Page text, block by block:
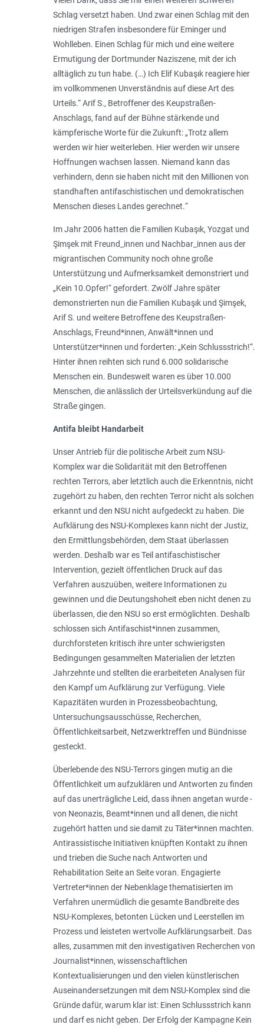
Schlag versetzt haben. Und zwar einen Schlag mit den
niedrigen Strafen insbesondere für Eminger und
Wohlleben. Einen Schlag für mich und eine weitere
Ermutigung der Dortmunder Naziszene, mit der ich
alltäglich zu tun habe. (…) Ich Elif Kubaşık reagiere hier
im vollkommenen Unverständnis auf diese Art des
Urteils.“ Arif S., Betroffener des Keupstraßen-
Anschlags, fand auf der Bühne stärkende und
kämpferische Worte für die Zukunft: „Trotz allem
werden wir hier weiterleben. Hier werden wir unsere
Hoffnungen wachsen lassen. Niemand kann das
verhindern, denn sie haben nicht mit den Millionen von
standhaften antifaschistischen und demokratischen
Menschen dieses Landes gerechnet.“
Im Jahr 2006 hatten die Familien Kubaşık, Yozgat und
Şimşek mit Freund_innen und Nachbar_innen aus der
migrantischen Community noch ohne große
Unterstützung und Aufmerksamkeit demonstriert und
„Kein 10.Opfer!“ gefordert. Zwölf Jahre später
demonstrierten nun die Familien Kubaşık und Şimşek,
Arif S. und weitere Betroffene des Keupstraßen-
Anschlags, Freund*innen, Anwält*innen und
Unterstützer*innen und forderten: „Kein Schlussstrich!“.
Hinter ihnen reihten sich rund 6.000 solidarische
Menschen ein. Bundesweit waren es über 10.000
Menschen, die anlässlich der Urteilsverkündung auf die
Straße gingen.
Antifa bleibt Handarbeit
Unser Antrieb für die politische Arbeit zum NSU-
Komplex war die Solidarität mit den Betroffenen
rechten Terrors, aber letztlich auch die Erkenntnis, nicht
zugehört zu haben, den rechten Terror nicht als solchen
erkannt und den NSU nicht aufgedeckt zu haben. Die
Aufklärung des NSU-Komplexes kann nicht der Justiz,
den Ermittlungsbehörden, dem Staat überlassen
werden. Deshalb war es Teil antifaschistischer
Intervention, gezielt öffentlichen Druck auf das
Verfahren auszuüben, weitere Informationen zu
gewinnen und die Deutungshoheit eben nicht denen zu
überlassen, die den NSU so erst ermöglichten. Deshalb
schlossen sich Antifaschist*innen zusammen,
durchforsteten kritisch ihre unter schwierigsten
Bedingungen gesammelten Materialien der letzten
Jahrzehnte und stellten die erarbeiteten Analysen für
den Kampf um Aufklärung zur Verfügung. Viele
Kapazitäten wurden in Prozessbeobachtung,
Untersuchungsausschüsse, Recherchen,
Öffentlichkeitsarbeit, Netzwerk­treffen und Bündnisse
gesteckt.
Überlebende des NSU-Terrors gingen mutig an die
Öffentlichkeit um aufzuklären und Antworten zu finden
auf das unerträgliche Leid, dass ihnen angetan wurde -
von Neonazis, Beamt*innen und all denen, die nicht
zugehört hatten und sie damit zu Täter*innen machten.
Antirassistische Initiativen knüpften Kontakt zu ihnen
und trieben die Suche nach Antworten und
Rehabilitation Seite an Seite voran. Engagierte
Vertreter*innen der Nebenklage thematisierten im
Verfahren unermüdlich die gesamte Bandbreite des
NSU-Komplexes, betonten Lücken und Leerstellen im
Prozess und leisteten wertvolle Aufklärungsarbeit. Das
alles, zusammen mit den investigativen Recherchen von
Journalist*innen, wissenschaftlichen
Kontextualisierungen und den vielen künstlerischen
Auseinandersetzungen mit dem NSU-­Komplex sind die
Gründe dafür, warum klar ist: Einen Schlussstrich kann
und darf es nicht geben. Der Erfolg der Kampagne Kein